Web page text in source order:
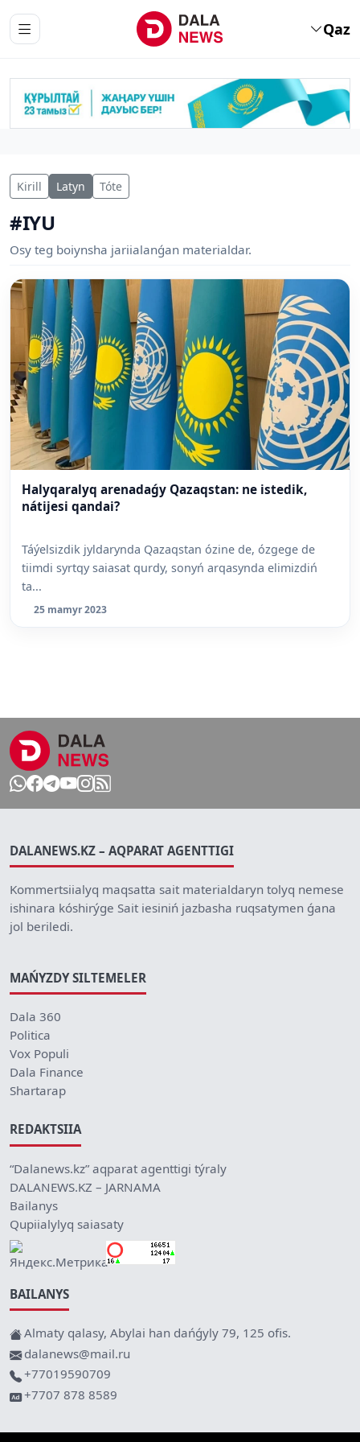
Qaz
Kirill Latyn Tóte
#IYU
Osy teg boiynsha jariialanǵan materialdar.
Halyqaralyq arenadaǵy Qazaqstan: ne istedik,
nátijesi qandai?
Táýelsizdik jyldarynda Qazaqstan ózine de, ózgege de
tiimdi syrtqy saiasat qurdy, sonyń arqasynda elimizdiń
ta...
25 mamyr 2023
DALANEWS.KZ – AQPARAT AGENTTIGI
Kommertsiialyq maqsatta sait materialdaryn tolyq nemese
ishinara kóshirýge Sait iesiniń jazbasha ruqsatymen ǵana
jol beriledi.
MAŃYZDY SILTEMELER
Dala 360
Politica
Vox Populi
Dala Finance
Shartarap
REDAKTSIIA
“Dalanews.kz” aqparat agenttigi týraly
DALANEWS.KZ – JARNAMA
Bailanys
Qupiialylyq saiasaty
BAILANYS
Almaty qalasy, Abylai han dańǵyly 79, 125 ofis.
dalanews@mail.ru
+77019590709
+7707 878 8589